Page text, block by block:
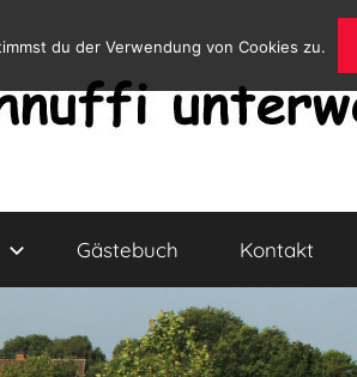
Gästebuch Kontakt
du der Verwendung von Cookies zu.